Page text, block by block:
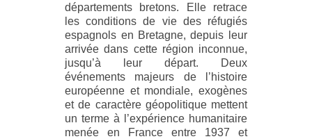
départements bretons. Elle retrace
les conditions de vie des réfugiés
espagnols en Bretagne, depuis leur
arrivée dans cette région inconnue,
jusqu’à leur départ. Deux
événements majeurs de l’histoire
européenne et mondiale, exogènes
et de caractère géopolitique mettent
un terme à l’expérience humanitaire
menée en France entre 1937 et